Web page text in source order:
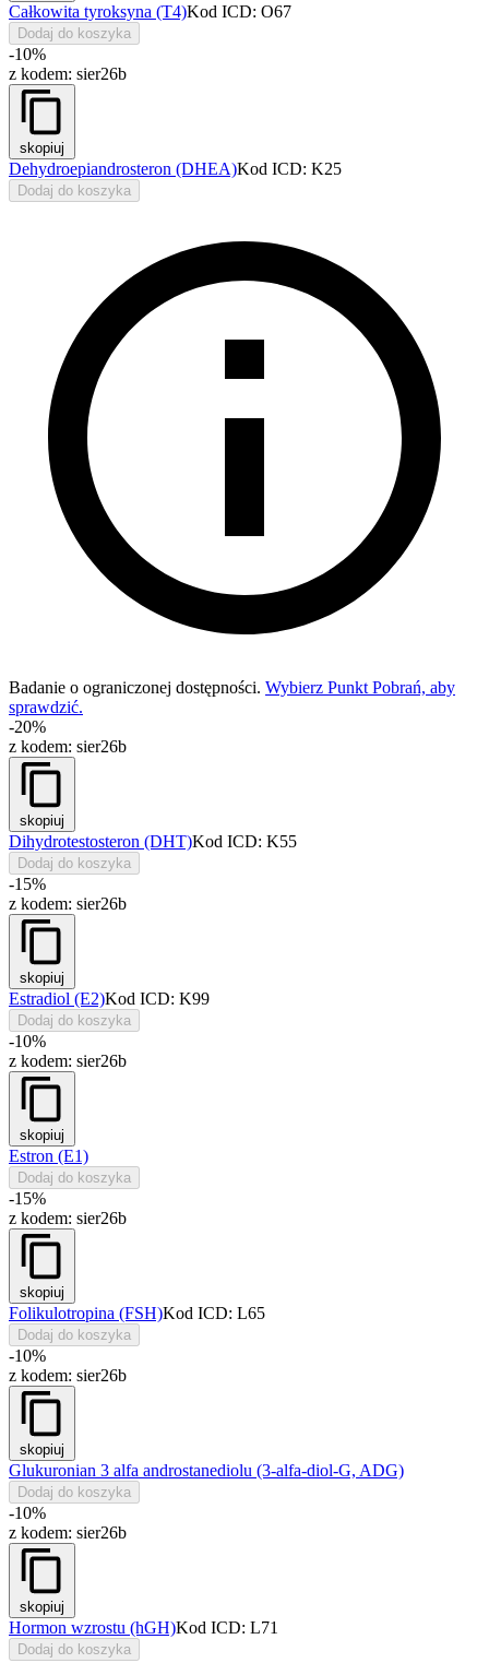
Całkowita tyroksyna (T4)Kod ICD: O67
Dodaj do koszyka
-10%
z kodem: sier26b
skopiuj
Dehydroepiandrosteron (DHEA)Kod ICD: K25
Dodaj do koszyka
Badanie o ograniczonej dostępności. Wybierz Punkt Pobrań, aby
sprawdzić.
-20%
z kodem: sier26b
skopiuj
Dihydrotestosteron (DHT)Kod ICD: K55
Dodaj do koszyka
-15%
z kodem: sier26b
skopiuj
Estradiol (E2)Kod ICD: K99
Dodaj do koszyka
-10%
z kodem: sier26b
skopiuj
Estron (E1)
Dodaj do koszyka
-15%
z kodem: sier26b
skopiuj
Folikulotropina (FSH)Kod ICD: L65
Dodaj do koszyka
-10%
z kodem: sier26b
skopiuj
Glukuronian 3 alfa androstanediolu (3-alfa-diol-G, ADG)
Dodaj do koszyka
-10%
z kodem: sier26b
skopiuj
Hormon wzrostu (hGH)Kod ICD: L71
Dodaj do koszyka